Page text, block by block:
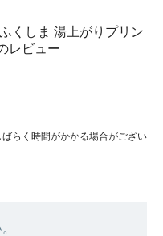
ふくしま 湯上がりプリン
レビュー
らく時間がかかる場合がござい